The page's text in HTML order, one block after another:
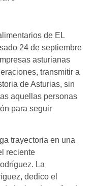
de EL
24 de septiembre
asturianas
transmitir a
de Asturias, sin
aquellas personas
para seguir
trayectoria en una
reciente
La
dedico el